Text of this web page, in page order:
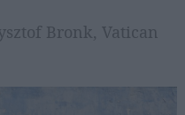
Bronk, Vatican